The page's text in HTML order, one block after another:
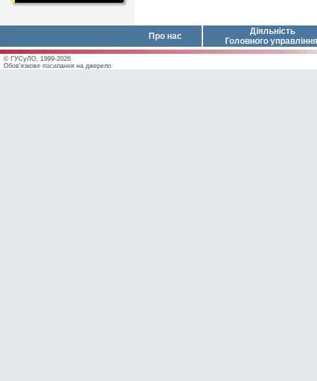
Про нас
Діяльність
Головного управління
© ГУСуЛО, 1999-2026
Обов'язкове посилання на джерело